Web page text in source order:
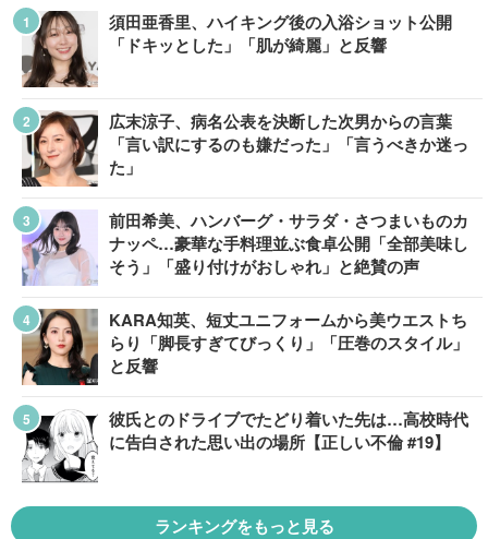
須田亜香里、ハイキング後の入浴ショット公開
「ドキッとした」「肌が綺麗」と反響
広末涼子、病名公表を決断した次男からの言葉
「言い訳にするのも嫌だった」「言うべきか迷っ
た」
前田希美、ハンバーグ・サラダ・さつまいものカ
ナッペ…豪華な手料理並ぶ食卓公開「全部美味し
そう」「盛り付けがおしゃれ」と絶賛の声
KARA知英、短丈ユニフォームから美ウエストち
らり「脚長すぎてびっくり」「圧巻のスタイル」
と反響
彼氏とのドライブでたどり着いた先は…高校時代
に告白された思い出の場所【正しい不倫 #19】
ランキングをもっと見る